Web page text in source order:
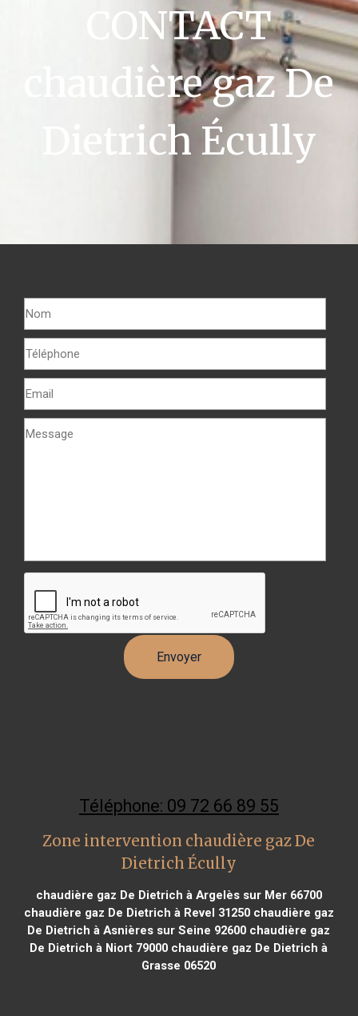
CONTACT
chaudière gaz De
Dietrich Écully
Téléphone: 09 72 66 89 55
Zone intervention chaudière gaz De
Dietrich Écully
chaudière gaz De Dietrich à Argelès sur Mer 66700
chaudière gaz De Dietrich à Revel 31250chaudière gaz
De Dietrich à Asnières sur Seine 92600 chaudière gaz
De Dietrich à Niort 79000 chaudière gaz De Dietrich à
Grasse 06520